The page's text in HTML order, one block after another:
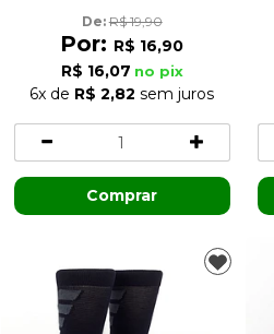
De: R$ 19,90
Por: R$ 16,90
R$ 16,07 no pix
6x de R$ 2,82 sem juros
Comprar